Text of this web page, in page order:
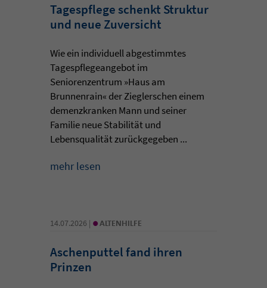
Tagespflege schenkt Struktur
und neue Zuversicht
Wie ein individuell abgestimmtes
Tagespflegeangebot im
Seniorenzentrum »Haus am
Brunnenrain« der Zieglerschen einem
demenzkranken Mann und seiner
Familie neue Stabilität und
Lebensqualität zurückgegeben ...
mehr lesen
14.07.2026 | • ALTENHILFE
Aschenputtel fand ihren
Prinzen